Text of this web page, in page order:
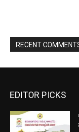
RECENT
EDITOR PICKS